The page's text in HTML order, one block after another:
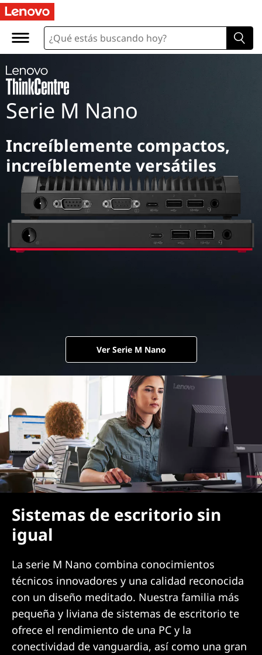
Serie M Nano
Increíblemente compactos,
increíblemente versátiles
Ver Serie M Nano
Sistemas de escritorio sin
igual
La serie M Nano combina conocimientos
técnicos innovadores y una calidad reconocida
con un diseño meditado. Nuestra familia más
pequeña y liviana de sistemas de escritorio te
ofrece el rendimiento de una PC y la
conectividad de vanguardia, así como una gran